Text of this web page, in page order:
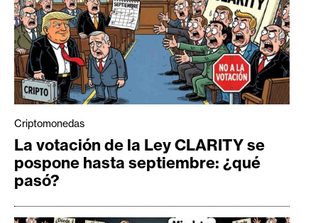
Criptomonedas
La votación de la Ley CLARITY se
pospone hasta septiembre: ¿qué
pasó?